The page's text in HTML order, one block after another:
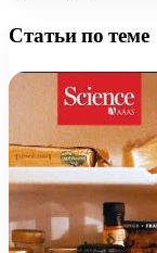
Статьи по теме